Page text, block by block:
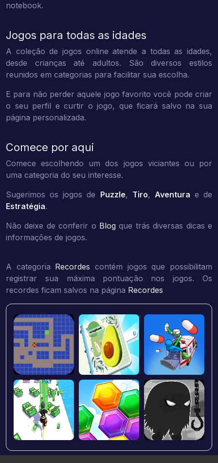
notebook.
Jogos para todas as idades
A coleção de jogos online atende a todas as idades,
desde crianças até adultos. São diversos estilos
reunidos em categorias para facilitar sua escolha.
E para não perder aquele jogo favorito você pode criar
o seu perfil e curtir o jogo, que ficará salvo na sua
página personalizada.
Comece por aqui
Comece escolhendo um dos jogos viciantes ou por
uma categoria do seu interesse.
Sugerimos os jogos de Puzzle, Tiro, Aventura e de
Estratégia.
Não deixe de conferir o Blog que trás diversas dicas e
informações de jogos.
A categoria Recordes contém jogos que possibilitam
registrar sua máxima pontuação nos jogos. Os
recordes ficam salvos na página Recordes